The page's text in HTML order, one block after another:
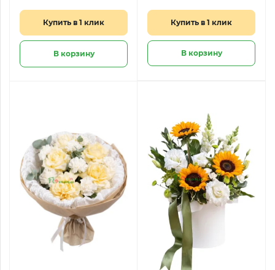
Купить в 1 клик
В корзину
Купить в 1 клик
В корзину